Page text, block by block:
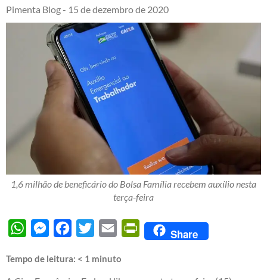
Pimenta Blog - 15 de dezembro de 2020
1,6 milhão de beneficário do Bolsa Família recebem auxílio nesta
terça-feira
WhatsAppMessengerFacebook
Twitter Email PrintFriendly
Share
Tempo de leitura: < 1 minuto